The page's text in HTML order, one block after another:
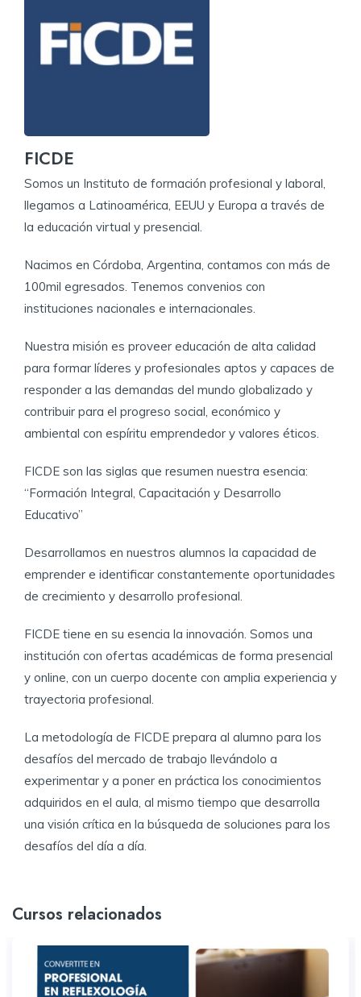
Seguridad e higiene
Beneficios de las técnicas evaluativas en el
masaje.
Interpretar en qué condiciones realizar de inicio o
FICDE
Somos un Instituto de formación profesional y laboral,
llegamos a Latinoamérica, EEUU y Europa a través de
la educación virtual y presencial.
Nacimos en Córdoba, Argentina, contamos con más de
100mil egresados. Tenemos convenios con
instituciones nacionales e internacionales.
Nuestra misión es proveer educación de alta calidad
para formar líderes y profesionales aptos y capaces de
responder a las demandas del mundo globalizado y
contribuir para el progreso social, económico y
ambiental con espíritu emprendedor y valores éticos.
FICDE son las siglas que resumen nuestra esencia:
“Formación Integral, Capacitación y Desarrollo
Educativo”
​Desarrollamos en nuestros alumnos la capacidad de
emprender e identificar constantemente oportunidades
de crecimiento y desarrollo profesional.
​FICDE tiene en su esencia la innovación. Somos una
institución con ofertas académicas de forma presencial
y online, con un cuerpo docente con amplia experiencia y
trayectoria profesional.​​
​La metodología de FICDE prepara al alumno para los
desafíos del mercado de trabajo llevándolo a
experimentar y a poner en práctica los conocimientos
adquiridos en el aula, al mismo tiempo que desarrolla
una visión crítica en la búsqueda de soluciones para los
desafíos del día a día.​
Cursos relacionados